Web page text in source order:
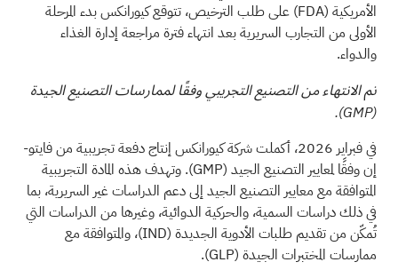
الأمريكية (FDA) على طلب الترخيص، تتوقع كيورانكس بدء المرحلة
الأولى من التجارب السريرية بعد انتهاء فترة مراجعة إدارة الغذاء
والدواء.
تم الانتهاء من التصنيع التجريبي وفقًا لممارسات التصنيع الجيدة
(GMP)
.
في فبراير 2026، أكملت شركة كيورانكس إنتاج دفعة تجريبية من فايتو-
إن وفقًا لمعايير التصنيع الجيد (GMP). وتهدف هذه المادة التجريبية
المتوافقة مع معايير التصنيع الجيد إلى دعم الدراسات غير السريرية، بما
في ذلك دراسات السمية، والحركية الدوائية، وغيرها من الدراسات التي
تُمكّن من تقديم طلبات الأدوية الجديدة (IND)، والمتوافقة مع
ممارسات المختبرات الجيدة (GLP)
.